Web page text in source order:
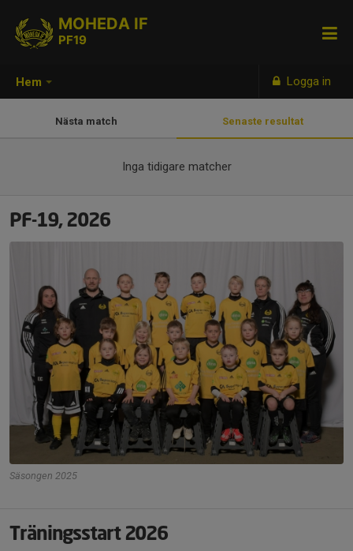
Hem Logga in
MOHEDA IF
PF19
Nästa match Senaste resultat
Inga tidigare matcher
PF-19, 2026
Säsongen 2025
Träningsstart 2026